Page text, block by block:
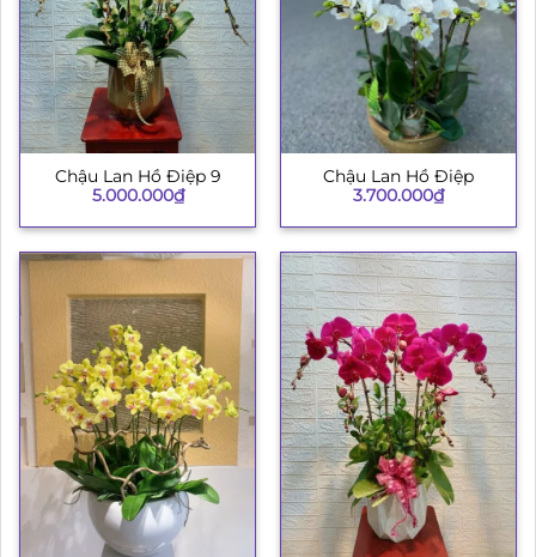
Chậu Lan Hồ Điệp 9
5.000.000₫
Chậu Lan Hồ Điệp
3.700.000₫